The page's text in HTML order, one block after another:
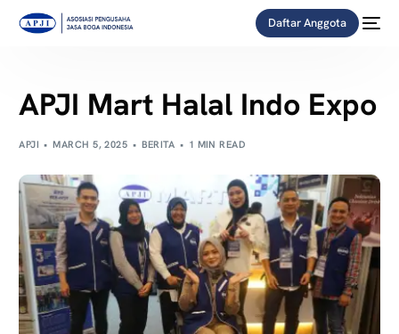
Daftar Anggota
APJI Mart Halal Indo Expo
APJI MARCH 5, 2025 BERITA 1 MIN READ